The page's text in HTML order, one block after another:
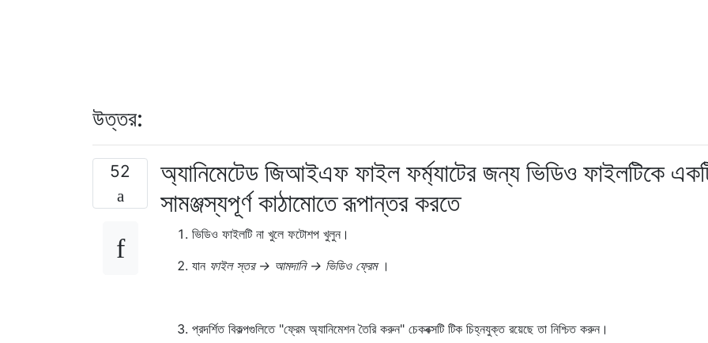
উত্তর:
52
অ্যানিমেটেড জিআইএফ ফাইল ফর্ম্যাটের জন্য ভিডিও ফাইলটিকে
সামঞ্জস্যপূর্ণ কাঠামোতে রূপান্তর করতে
ভিডিও ফাইলটি না খুলে ফটোশপ খুলুন।
যান ফাইল স্তর → আমদানি → ভিডিও ফ্রেম।
প্রদর্শিত বিকল্পগুলিতে "ফ্রেম অ্যানিমেশন তৈরি করুন" চেকবক্সটি টিক চিহ্নযুক্ত রয়েছে তা নিশ্চিত করুন।